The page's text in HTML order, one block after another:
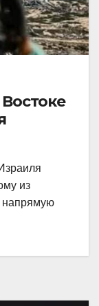
из
напрямую